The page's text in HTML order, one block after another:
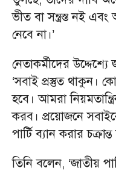
ভীত বা সন্ত্রস্ত নই এবং
নেবে না।’
নেতাকর্মীদের
‘সবাই প্রস্তুত থাকুন।
হবে। আমরা
করব। প্রয়োজনে
পার্টি ব্যান করার
তিনি বলেন, ‘জাতীয়